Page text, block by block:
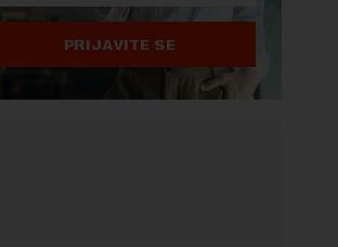
PRIJAVITE SE